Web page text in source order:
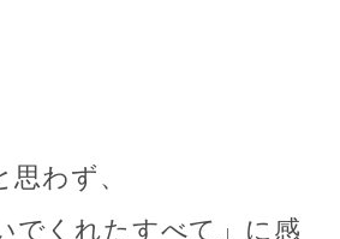
思わず、
でくれたすべて」に感